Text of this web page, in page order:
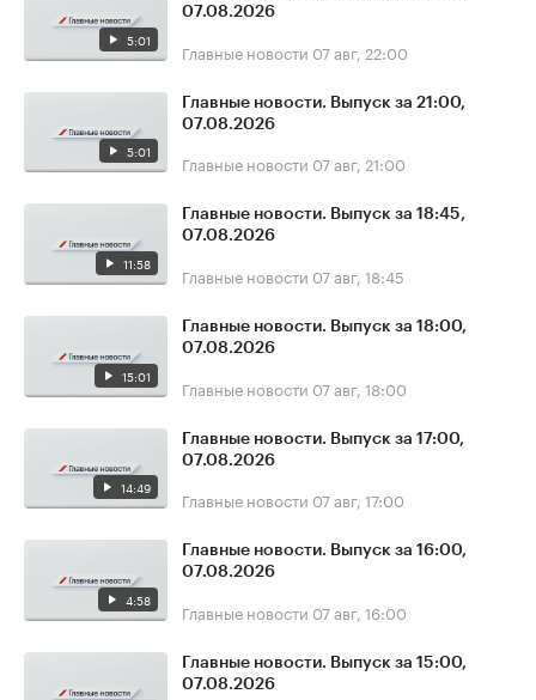
5:01
07.08.2026
Главные новости 07 авг, 22:00
5:01
Главные новости. Выпуск за 21:00,
07.08.2026
Главные новости 07 авг, 21:00
11:58
Главные новости. Выпуск за 18:45,
07.08.2026
Главные новости 07 авг, 18:45
15:01
Главные новости. Выпуск за 18:00,
07.08.2026
Главные новости 07 авг, 18:00
14:49
Главные новости. Выпуск за 17:00,
07.08.2026
Главные новости 07 авг, 17:00
4:58
Главные новости. Выпуск за 16:00,
07.08.2026
Главные новости 07 авг, 16:00
Главные новости. Выпуск за 15:00,
07.08.2026